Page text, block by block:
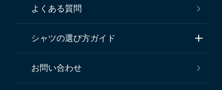
よくある質問
シャツの選び方ガイド
お問い合わせ